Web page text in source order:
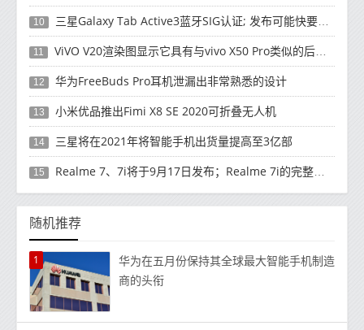
10 三星Galaxy Tab Active3蓝牙SIG认证; 发布可能快要结束了
11 ViVO V20渲染图显示它具有与vivo X50 Pro类似的后部设计
12 华为FreeBuds Pro耳机泄漏出非常熟悉的设计
13 小米优品推出Fimi X8 SE 2020可折叠无人机
14 三星将在2021年将智能手机出货量提高至3亿部
15 Realme 7、7i将于9月17日发布；Realme 7i的完整规格并导致泄漏
随机推荐
1
华为在五月份保持其全球最大智能手机制造
商的头衔